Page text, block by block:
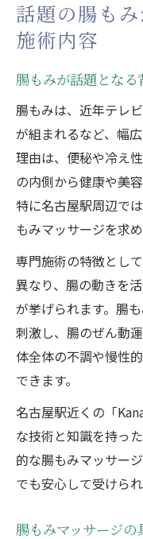
話題の腸も
施術内容
腸もみが話題とな
腸もみは、近年テレ
が組まれるなど、幅
理由は、便秘や冷え
の内側から健康や美
特に名古屋駅周辺で
もみマッサージを求
専門施術の特徴とし
異なり、腸の動きを
が挙げられます。腸
刺激し、腸のぜん動
体全体の不調や慢性
できます。
名古屋駅近くの「
な技術と知識を持っ
的な腸もみマッサー
でも安心して受けら
腸もみマッサージ